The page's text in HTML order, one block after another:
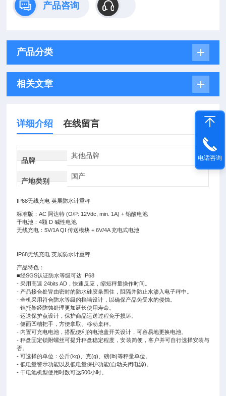
产品咨询
产品分类
相关文章
详细介绍 在线留言
品牌
其他品牌
产地类别
国产
IP68无线充电 英展防水计重秤
标准版：AC 阿达特 (O/P: 12Vdc, min. 1A) + 铅酸电池
干电池：4颗 D 碱性电池
无线充电：5V/1A QI 传送模块 + 6V/4A 充电式电池
IP68无线充电 英展防水计重秤
产品特色：
■经SGS认证防水等级可达 IP68
- 采用高速 24bits AD，快速反应，缩短秤量操作时间。
- 产品接合处皆由密封的防水硅胶条围住，阻隔并防止水渗入电子秤中。
- 全机采用符合防水等级的挡墙设计，以确保产品免受水的侵蚀。
- 铝托架经防蚀处理更加延长使用寿命。
- 运送保护点设计，保护商品运送过程免于损坏。
- 侧面凹槽把手，方便拿取、移动桌秤。
- 内置可充电电池，搭配便利的电池盖开关设计，可容易地更换电池。
- 秤盘固定锁附螺丝可提升秤盘稳定程度，安装简便，客户并可自行选择安装与
否。
- 可选择的单位：公斤(kg)、克(g)、磅(lb)等秤量单位。
- 低电量警示功能以及低电量保护功能(自动关闭电源)。
- 干电池机型使用时数可达500小时。
电话咨询